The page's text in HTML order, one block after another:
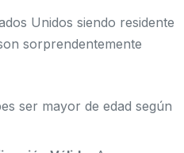
Unidos siendo residente
sorprendentemente
ser mayor de edad según